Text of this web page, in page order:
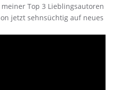
Top 3 Lieblingsautoren
jetzt sehnsüchtig auf neues